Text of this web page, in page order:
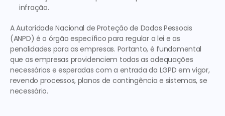
infração.
A Autoridade Nacional de Proteção de Dados Pessoais
(ANPD) é o órgão específico para regular a lei e as
penalidades para as empresas. Portanto, é fundamental
que as empresas providenciem todas as adequações
necessárias e esperadas com a entrada da LGPD em vigor,
revendo processos, planos de contingência e sistemas, se
necessário.